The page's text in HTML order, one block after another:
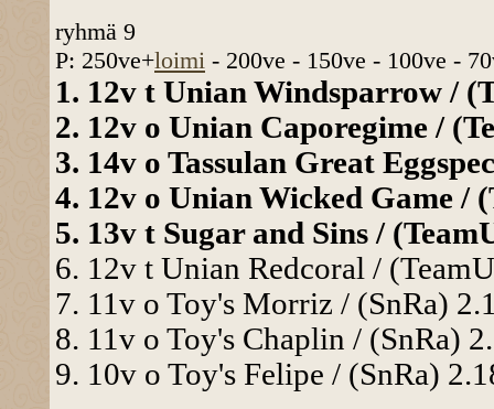
ryhmä 9
P: 250ve+loimi - 200ve - 150ve - 100ve -
1. 12v t Unian Windsparrow /
2. 12v o Unian Caporegime /
3. 14v o Tassulan Great
4. 12v o Unian Wicked Game /
5. 13v t Sugar and Sins /
6. 12v t Unian Redcoral /
7. 11v o Toy's Morriz / (SnRa)
8. 11v o Toy's Chaplin / (SnRa)
9. 10v o Toy's Felipe / (SnRa)